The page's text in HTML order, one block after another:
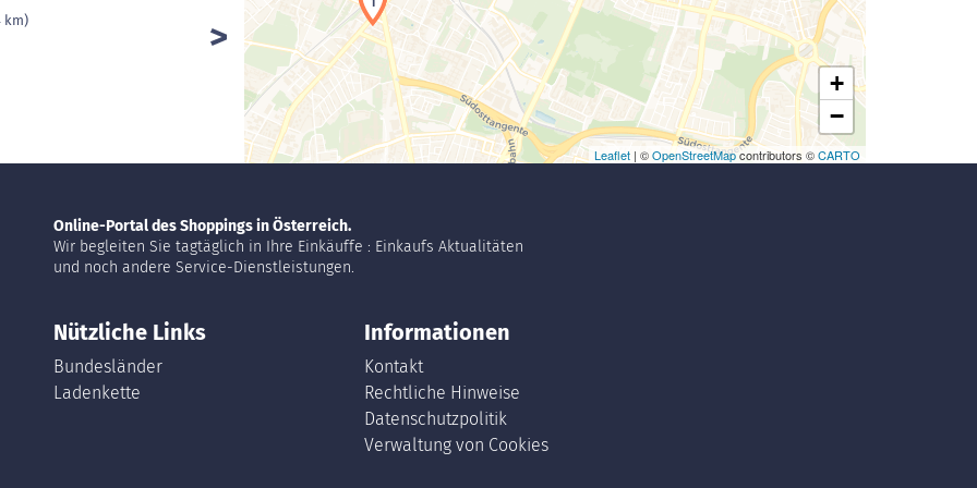
km)
+
−
Leaflet | ©OpenStreetMapcontributors ©CARTO
Online-Portal des Shoppings in Österreich.
Wir begleiten Sie tagtäglich in Ihre Einkäuffe : Einkaufs Aktualitäten
und noch andere Service-Dienstleistungen.
Nützliche Links
Bundesländer
Ladenkette
Informationen
Kontakt
Rechtliche Hinweise
Datenschutzpolitik
Verwaltung von Cookies